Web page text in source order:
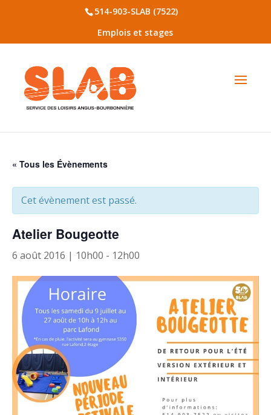
514-903-SLAB (7522)
Emplois et stages
« Tous les Évènements
Cet évènement est passé.
Atelier Bougeotte
6 août 2016 | 10h00 - 12h00